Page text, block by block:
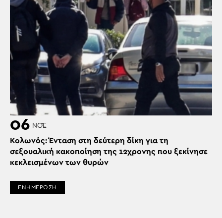
06 ΝΟΈ
Κολωνός: Ένταση στη δεύτερη δίκη για τη
σεξουαλική κακοποίηση της 12χρονης που ξεκίνησε
κεκλεισμένων των θυρών
ΕΝΗΜΕΡΩΣΗ